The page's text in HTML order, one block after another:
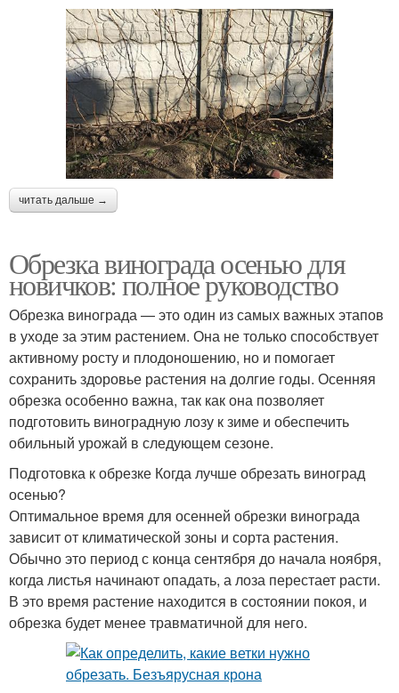
читать дальше →
Обрезка винограда осенью для
новичков: полное руководство
Обрезка винограда — это один из самых важных этапов
в уходе за этим растением. Она не только способствует
активному росту и плодоношению, но и помогает
сохранить здоровье растения на долгие годы. Осенняя
обрезка особенно важна, так как она позволяет
подготовить виноградную лозу к зиме и обеспечить
обильный урожай в следующем сезоне.
Подготовка к обрезке Когда лучше обрезать виноград
осенью?
Оптимальное время для осенней обрезки винограда
зависит от климатической зоны и сорта растения.
Обычно это период с конца сентября до начала ноября,
когда листья начинают опадать, а лоза перестает расти.
В это время растение находится в состоянии покоя, и
обрезка будет менее травматичной для него.